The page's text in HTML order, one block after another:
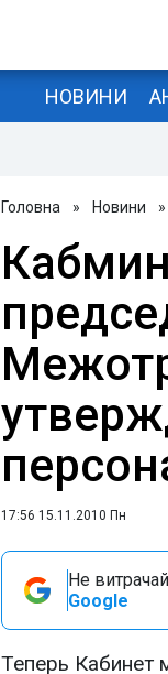
НОВИНИ
Головна » Новини »
17:56 15.11.2010 Пн
Не
Google
Теперь Кабинет